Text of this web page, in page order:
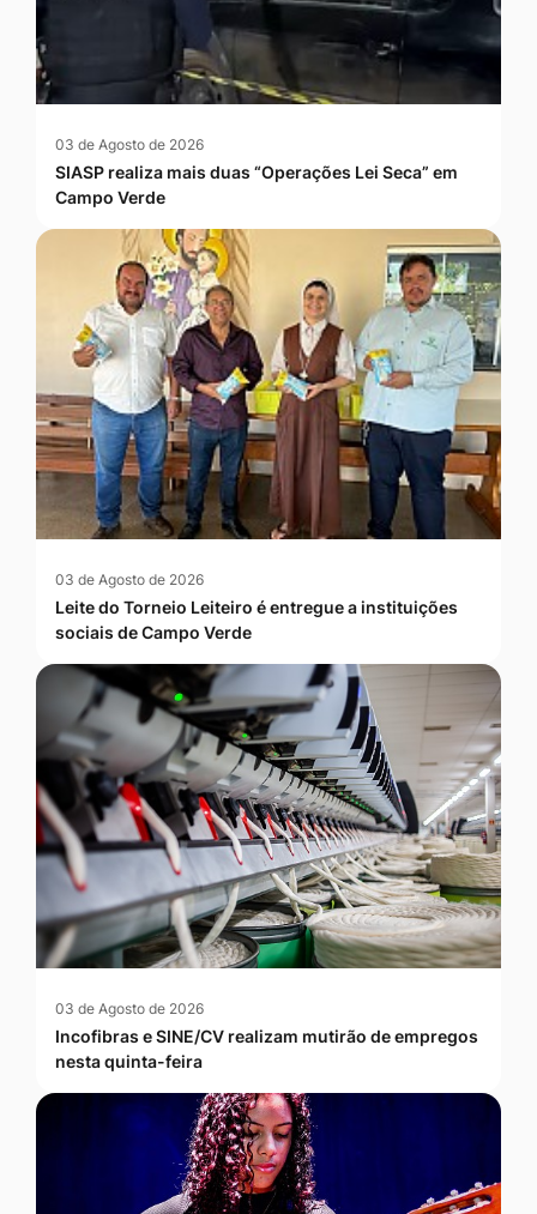
03 de Agosto de 2026
SIASP realiza mais duas “Operações Lei Seca” em
Campo Verde
03 de Agosto de 2026
Leite do Torneio Leiteiro é entregue a instituições
sociais de Campo Verde
03 de Agosto de 2026
Incofibras e SINE/CV realizam mutirão de empregos
nesta quinta-feira